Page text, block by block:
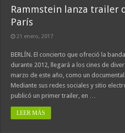
Rammstein lanza trailer
París
21 enero, 2017
BERLÍN. El concierto que ofreció la
durante 2012, llegará a los cines de
marzo de este año, como un
Mediante sus redes sociales y sitio
publicó un primer trailer, en …
LEER MÁS